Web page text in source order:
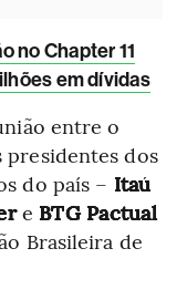
no Chapter 11
em dívidas
entre o
dos
do país – Itaú
e BTG Pactual
Brasileira de